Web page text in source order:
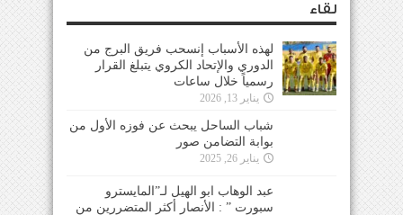
لقاء
لهذه الأسباب إنسحب فريق البرج من
الدوري والإتحاد الكروي يتبلغ القرار
رسمياً خلال ساعات
يناير 13, 2026
شباب الساحل يبحث عن فوزه الأول من
بوابة التضامن صور
يناير 26, 2025
عبد الوهاب ابو الهيل لـ”المايسترو
سبورت ” : الأنصار أكثر المتضررين من